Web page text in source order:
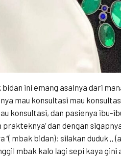
ini emang asalnya dari
mau konsultasi mau
konsultasi, dan pasienya ibu-
dan dengan
‘’( mbak bidan): silakan duduk
mbak kalo lagi sepi kaya